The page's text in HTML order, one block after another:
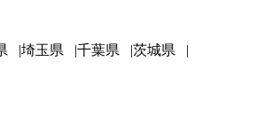
埼玉県 千葉県
茨城県